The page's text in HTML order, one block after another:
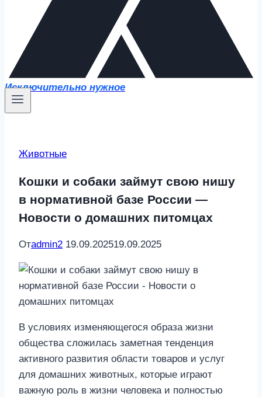
Исключительно нужное
Животные
Кошки и собаки займут свою нишу
в нормативной базе России —
Новости о домашних питомцах
Отadmin2 19.09.202519.09.2025
В условиях изменяющегося образа жизни
общества сложилась заметная тенденция
активного развития области товаров и услуг
для домашних животных, которые играют
важную роль в жизни человека и полностью